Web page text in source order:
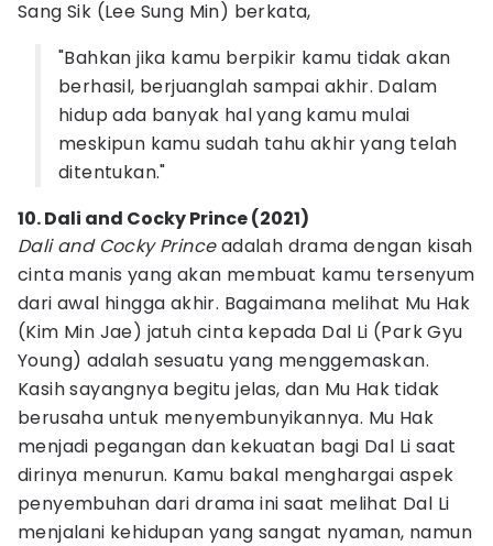
Sang Sik (Lee Sung Min) berkata,
"Bahkan jika kamu berpikir kamu tidak akan
berhasil, berjuanglah sampai akhir. Dalam
hidup ada banyak hal yang kamu mulai
meskipun kamu sudah tahu akhir yang telah
ditentukan."
10. Dali and Cocky Prince (2021)
Dali and Cocky Princeadalah drama dengan kisah
cinta manis yang akan membuat kamu tersenyum
dari awal hingga akhir. Bagaimana melihat Mu Hak
(Kim Min Jae) jatuh cinta kepada Dal Li (Park Gyu
Young) adalah sesuatu yang menggemaskan.
Kasih sayangnya begitu jelas, dan Mu Hak tidak
berusaha untuk menyembunyikannya. Mu Hak
menjadi pegangan dan kekuatan bagi Dal Li saat
dirinya menurun. Kamu bakal menghargai aspek
penyembuhan dari drama ini saat melihat Dal Li
menjalani kehidupan yang sangat nyaman, namun